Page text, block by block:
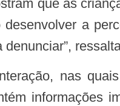
que as
a
informações